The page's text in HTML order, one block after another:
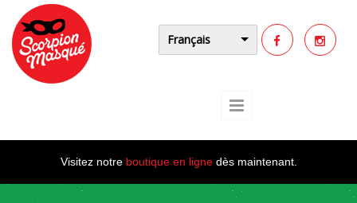
Aller au contenu principal
Français
Visitez notre boutique en lignedès maintenant.